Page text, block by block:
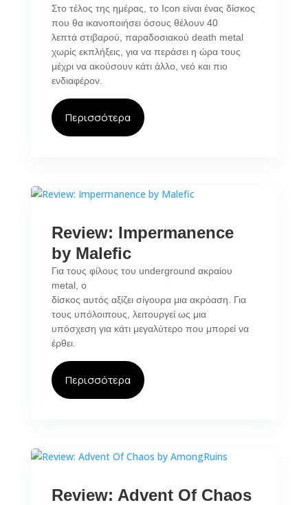
Στο τέλος της ημέρας, το Icon είναι ένας δίσκος
που θα ικανοποιήσει όσους θέλουν 40
λεπτά στιβαρού, παραδοσιακού death metal
χωρίς εκπλήξεις, για να περάσει η ώρα τους
μέχρι να ακούσουν κάτι άλλο, νεό και πιο
ενδιαφέρον.
Περισσότερα
Review: Impermanence
by Malefic
Για τους φίλους του underground ακραίου
metal, ο
δίσκος αυτός αξίζει σίγουρα μια ακρόαση. Για
τους υπόλοιπους, λειτουργεί ως μια
υπόσχεση για κάτι μεγαλύτερο που μπορεί να
έρθει.
Περισσότερα
Review: Advent Of Chaos